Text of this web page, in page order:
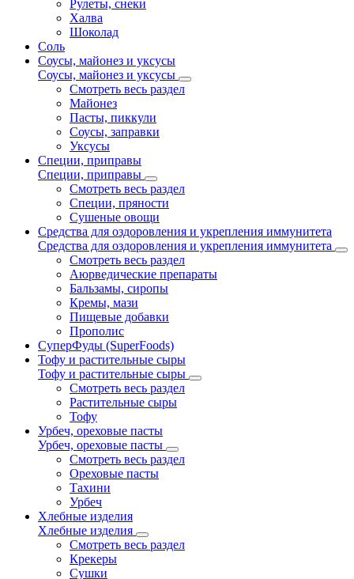
Рулеты, снеки
Халва
Шоколад
Соль
Соусы, майонез и уксусы
Соусы, майонез и уксусы
Смотреть весь раздел
Майонез
Пасты, пиккули
Соусы, заправки
Уксусы
Специи, приправы
Специи, приправы
Смотреть весь раздел
Специи, пряности
Сушеные овощи
Средства для оздоровления и укрепления иммунитета
Средства для оздоровления и укрепления иммунитета
Смотреть весь раздел
Аюрведические препараты
Бальзамы, сиропы
Кремы, мази
Пищевые добавки
Прополис
СуперФуды (SuperFoods)
Тофу и растительные сыры
Тофу и растительные сыры
Смотреть весь раздел
Растительные сыры
Тофу
Урбеч, ореховые пасты
Урбеч, ореховые пасты
Смотреть весь раздел
Ореховые пасты
Тахини
Урбеч
Хлебные изделия
Хлебные изделия
Смотреть весь раздел
Крекеры
Сушки